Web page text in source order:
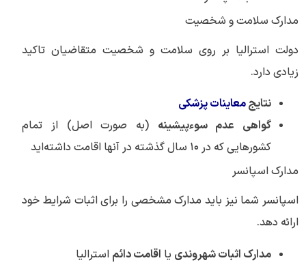
مدارک سلامت و شخصیت
دولت استرالیا بر روی سلامت و شخصیت متقاضیان تاکید
زیادی دارد.
نتایجمعاینات پزشکی
گواهی عدم سوء‌پیشینه (به صورت اصل) از تمام
کشورهایی که در ۱۰ سال گذشته در آنها اقامت داشته‌اید
مدارک اسپانسر
اسپانسر شما نیز باید مدارک مشخصی را برای اثبات شرایط خود
ارائه دهد.
مدارک اثبات شهروندی یا اقامت دائم استرالیا